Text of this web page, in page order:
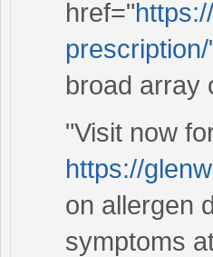
href="
broad array
"Visit now
https://
on allergen
symptoms